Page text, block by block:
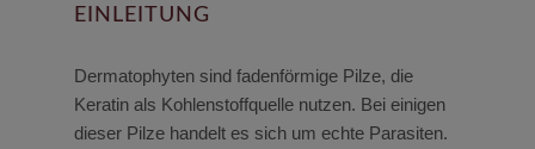
EINLEITUNG
Dermatophyten sind fadenförmige Pilze, die
Keratin als Kohlenstoffquelle nutzen. Bei einigen
dieser Pilze handelt es sich um echte Parasiten.